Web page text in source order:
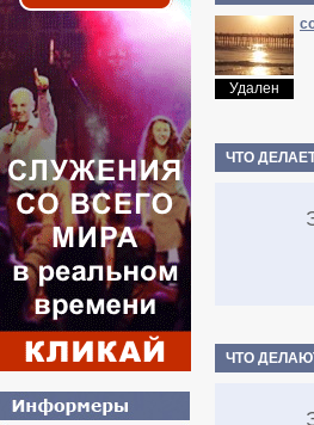
Удален
ЧТО ДЕЛАЕТ
ЧТО